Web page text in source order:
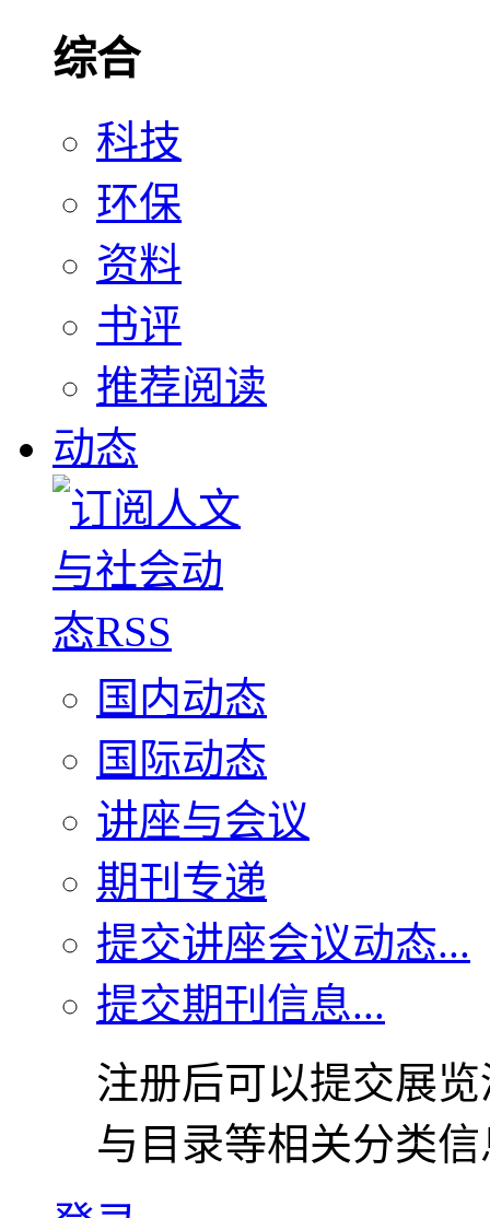
综合
科技
环保
资料
书评
推荐阅读
动态
国内动态
国际动态
讲座与会议
期刊专递
提交讲座会议动态...
提交期刊信息...
注册后可以提交展
与目录等相关分类